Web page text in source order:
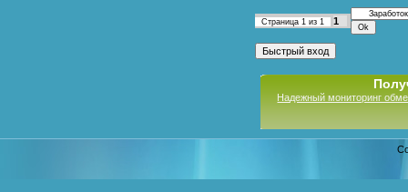
Страница 1 из 1 1
Надежный мониторинг